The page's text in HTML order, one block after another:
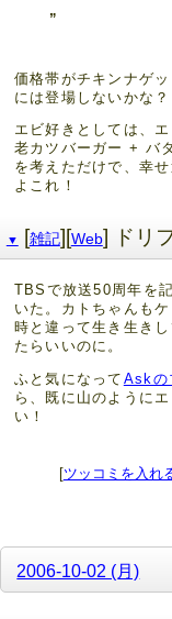
価格帯がチキンナゲ
には登場しないかな？
エビ好きとしては、
老カツバーガー + バ
を考えただけで、幸
よこれ！
▼ [雑記][Web] ドリ
TBSで放送50周年を
いた。カトちゃんも
時と違って生き生き
たらいいのに。
ふと気になって Askの
ら、既に山のように
い！
[ツッコミを入れ
2006-10-02 (月)